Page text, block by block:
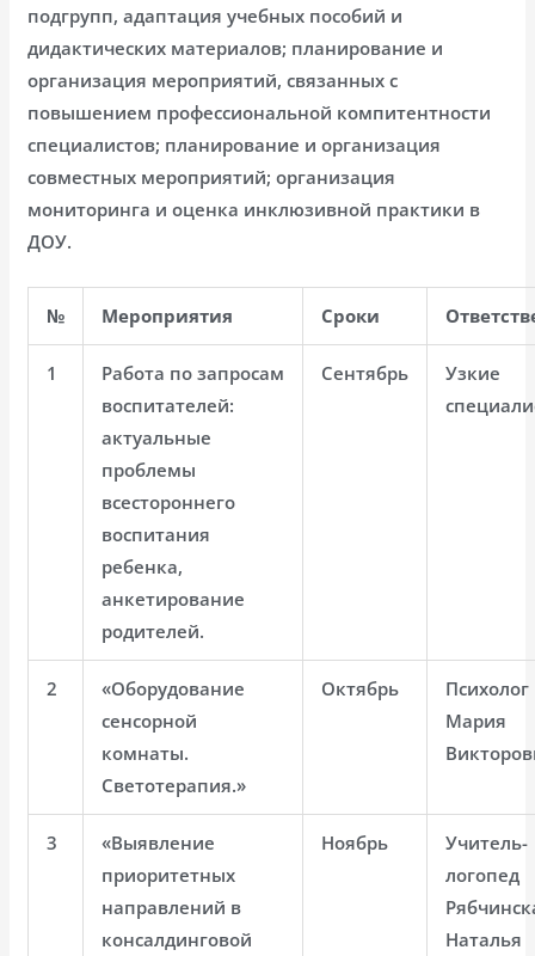
подгрупп, адаптация учебных пособий и
дидактических материалов; планирование и
организация мероприятий, связанных с
повышением профессиональной компитентности
специалистов; планирование и организация
совместных мероприятий; организация
мониторинга и оценка инклюзивной практики в
ДОУ.
№ Мероприятия Сроки
1
Работа по запросам
воспитателей:
актуальные
проблемы
всестороннего
воспитания
ребенка,
анкетирование
родителей.
Сентябрь
Узкие
2
«Оборудование
сенсорной
комнаты.
Светотерапия.»
Октябрь
Психолог
Мария
3
«Выявление
приоритетных
направлений в
консалдинговой
Ноябрь
Учитель-
логопед
Наталья